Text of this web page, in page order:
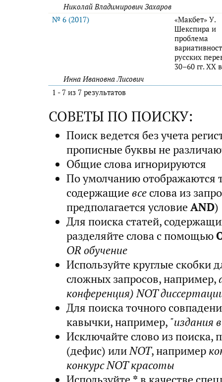
Николай Владимирович Захаров
№ 6 (2017)
«Макбет» У.
Шекспира и
проблема
русских
30–60 гг. XX
Инна Ивановна Лисович
1 - 7 из 7 результатов
СОВЕТЫ ПО ПОИСКУ:
Поиск ведется без учета
прописные буквы не
Общие слова игнорируются
По умолчанию отображаются
содержащие все слова из
предполагается условиеAND)
Для поиска статей,
разделяйте слова с помощью
OR обучение
Используйте круглые скобки
сложных запросов, например,
конференция) NOT
Для поиска точного
кавычки, например, "издания
Исключайте слово из поиска,
(дефис) илиNOT, например
конкурс NOT красоты